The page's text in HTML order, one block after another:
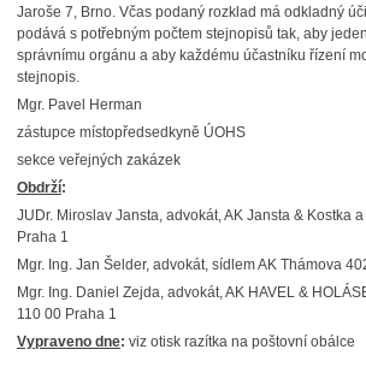
Jaroše 7, Brno. Včas podaný rozklad má odkladný
podává s potřebným počtem stejnopisů tak, aby
správnímu orgánu a aby každému účastníku řízení
stejnopis.
Mgr. Pavel Herman
zástupce místopředsedkyně ÚOHS
sekce veřejných zakázek
Obdrží:
JUDr. Miroslav Jansta, advokát, AK Jansta & Kostka
Praha 1
Mgr. Ing. Jan Šelder, advokát, sídlem AK Thámova
Mgr. Ing. Daniel Zejda, advokát, AK HAVEL &
110 00 Praha 1
Vypraveno dne: viz otisk razítka na poštovní obálce